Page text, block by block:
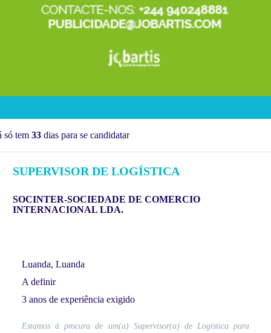
só tem 33 dias para se candidatar
SUPERVISOR DE LOGÍSTICA
SOCINTER-SOCIEDADE DE COMERCIO
INTERNACIONAL LDA.
Luanda, Luanda
A definir
3 anos de experiência exigido
Estamos à procura de um(a) Supervisor(a) de Logística para